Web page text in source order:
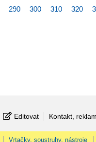
290 300 310 320
Editovat Kontakt,
Vrtačky, soustruhy, nástroje